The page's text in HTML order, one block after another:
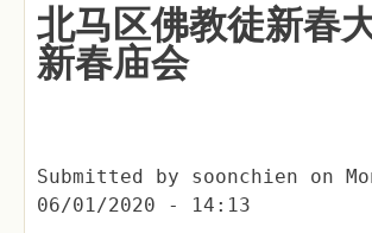
北马区佛教徒新春
新春庙会
Submitted by soonchien on
06/01/2020 - 14:13